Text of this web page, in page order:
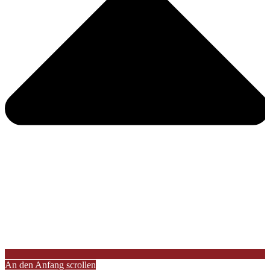
An den Anfang scrollen